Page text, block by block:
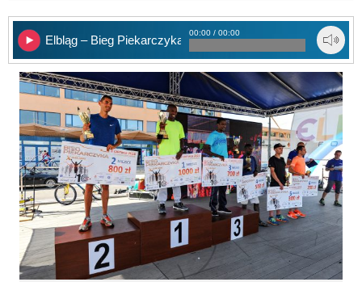
Elbląg – Bieg Piekarczyka 4
00:00 / 00:00